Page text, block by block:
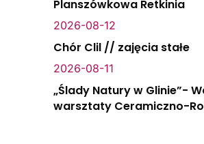
Planszówkowa Retkinia
2026-08-12
Chór Clil // zajęcia stałe
2026-08-11
„Ślady Natury w Glinie”-
warsztaty Ceramiczno-